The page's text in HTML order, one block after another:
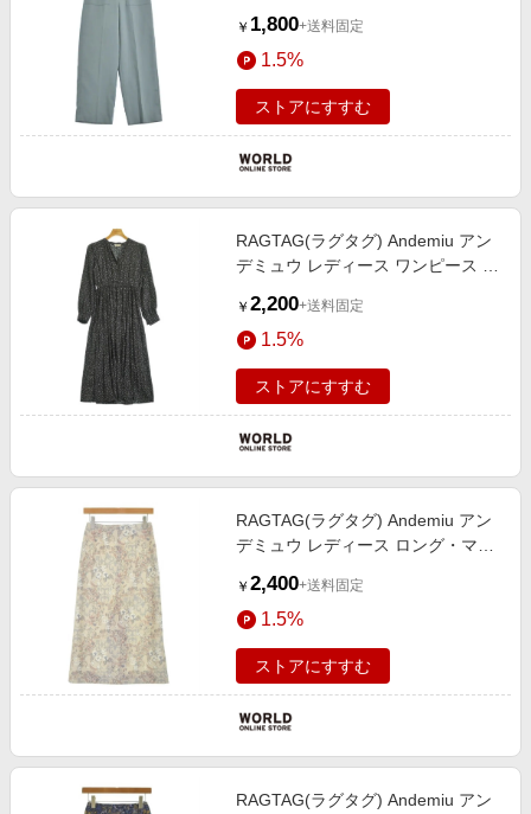
￥ 1,800+送料固定
1.5%
ストアにすすむ
RAGTAG(ラグタグ) Andemiu アン
デミュウ レディース ワンピース サ
￥ 2,200+送料固定
1.5%
ストアにすすむ
RAGTAG(ラグタグ) Andemiu アン
デミュウ レディース ロング・マキ
￥ 2,400+送料固定
1.5%
ストアにすすむ
RAGTAG(ラグタグ) Andemiu アン